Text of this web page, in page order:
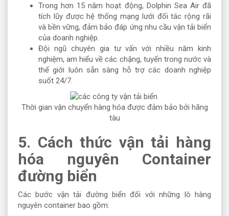
Trong hơn 15 năm hoạt động, Dolphin Sea Air đã
tích lũy được hệ thống mạng lưới đối tác rộng rãi
và bền vững, đảm bảo đáp ứng nhu cầu vận tải biển
của doanh nghiệp.
Đội ngũ chuyên gia tư vấn với nhiều năm kinh
nghiệm, am hiểu về các chặng, tuyến trong nước và
thế giới luôn sẵn sàng hỗ trợ các doanh nghiệp
suốt 24/7.
Thời gian vận chuyển hàng hóa được đảm bảo bởi hãng
tàu
5. Cách thức vận tải hàng
hóa nguyên Container
đường biển
Các bước vận tải đường biển đối với những lô hàng
nguyên container bao gồm: